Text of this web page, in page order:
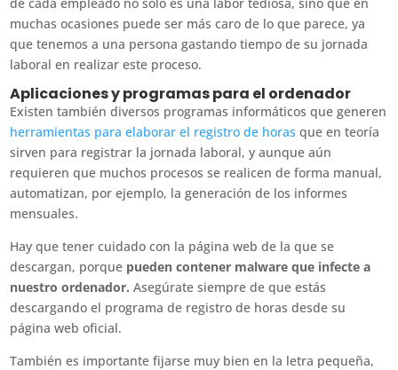
muchas ocasiones puede ser más caro de lo que parece, ya
que tenemos a una persona gastando tiempo de su jornada
laboral en realizar este proceso.
Aplicaciones y programas para el ordenador
Existen también diversos programas informáticos que generen
herramientas para elaborar el registro de horas que en teoría
sirven para registrar la jornada laboral, y aunque aún
requieren que muchos procesos se realicen de forma manual,
automatizan, por ejemplo, la generación de los informes
mensuales.
Hay que tener cuidado con la página web de la que se
descargan, porque pueden contener malware que infecte a
nuestro ordenador. Asegúrate siempre de que estás
descargando el programa de registro de horas desde su
página web oficial.
También es importante fijarse muy bien en la letra pequeña,